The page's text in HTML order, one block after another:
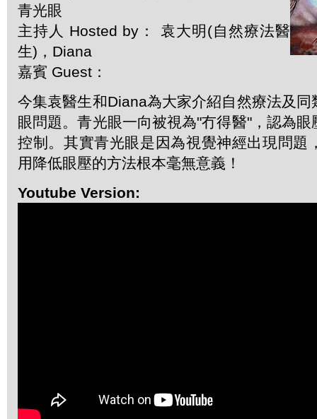
青光眼
主持人 Hosted by： 袁大明(自然療法醫
生)，Diana
嘉賓 Guest：
今集袁醫生和Diana為大家介紹自然療法及
眼問題。青光眼一向被視為"冇得醫"，認為
控制。其實青光眼是因為視覺神經出現問題
用降低眼壓的方法根本毫無意義！
Youtube Version: